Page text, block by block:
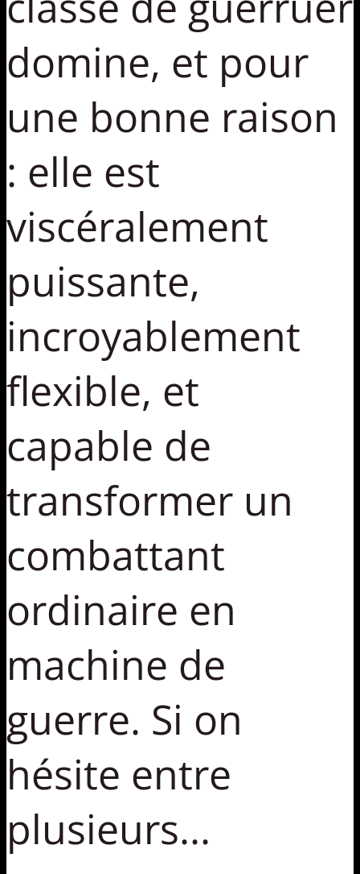
domine, et pour
une bonne raison
: elle est
viscéralement
puissante,
incroyablement
flexible, et
capable de
transformer un
combattant
ordinaire en
machine de
guerre. Si on
hésite entre
plusieurs...